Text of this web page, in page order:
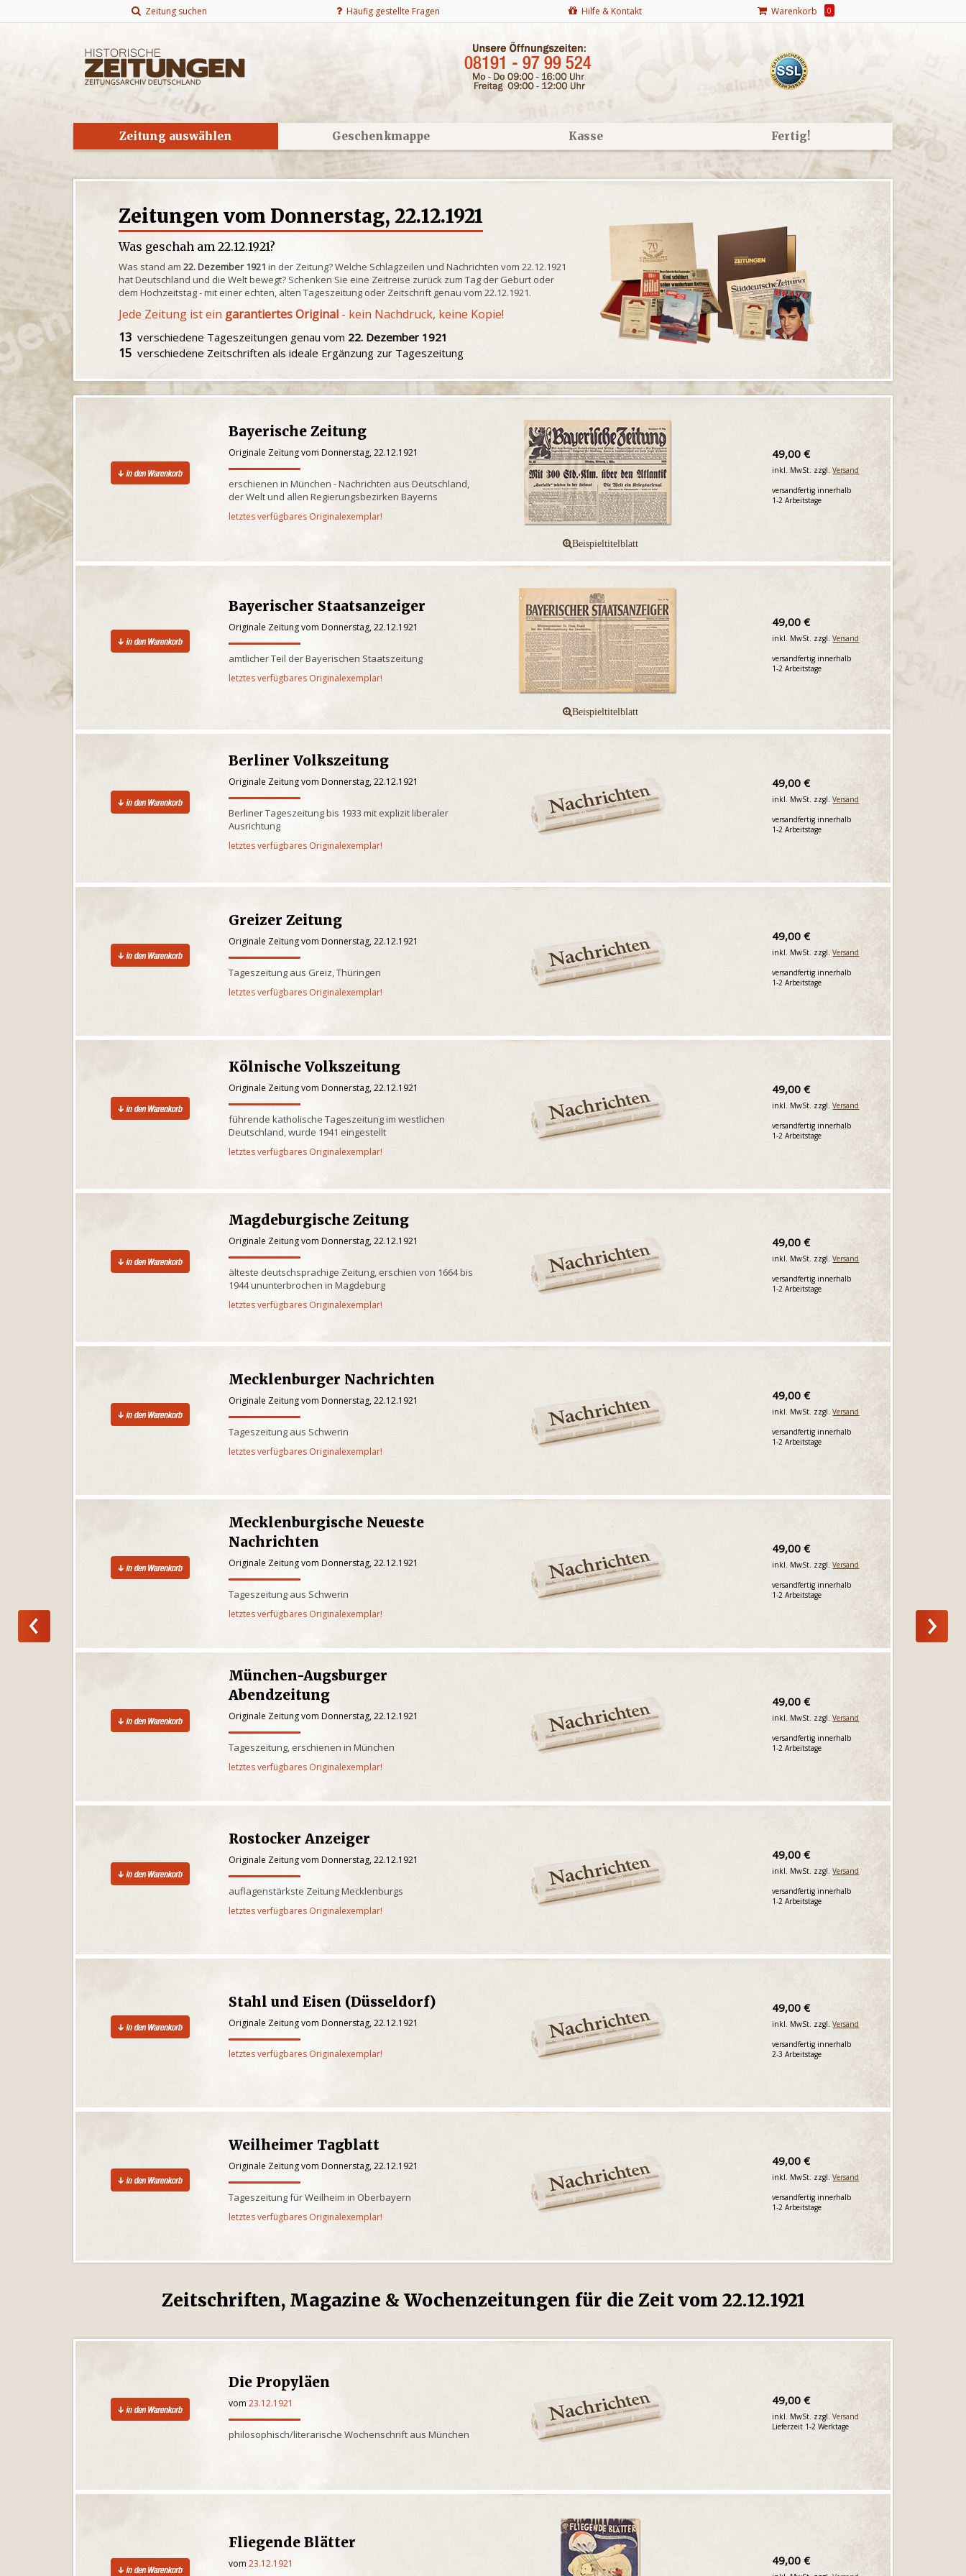
Zeitung suchen Häufig gestellte Fragen Hilfe & Kontakt Warenkorb 0
Zeitung auswählen Geschenkmappe Kasse Fertig!
Zeitungen vom Donnerstag, 22.12.1921
Was geschah am 22.12.1921?
Was stand am22. Dezember 1921 in der Zeitung? Welche Schlagzeilen und Nachrichten vom 22.12.1921
hat Deutschland und die Welt bewegt? Schenken Sie eine Zeitreise zurück zum Tag der Geburt oder
dem Hochzeitstag - mit einer echten, alten Tageszeitung oder Zeitschrift genau vom 22.12.1921.
Jede Zeitung ist ein garantiertes Original - kein Nachdruck, keine Kopie!
13 verschiedene Tageszeitungen genau vom 22. Dezember 1921
15 verschiedene Zeitschriften als ideale Ergänzung zur Tageszeitung
Bayerische Zeitung
Originale Zeitung vom Donnerstag, 22.12.1921
erschienen in München - Nachrichten aus Deutschland,
der Welt und allen Regierungsbezirken Bayerns
letztes verfügbares Originalexemplar!
49,00 €
inkl. MwSt. zzgl.Versand
versandfertig innerhalb
1-2 Arbeitstage
Bayerischer Staatsanzeiger
Originale Zeitung vom Donnerstag, 22.12.1921
amtlicher Teil der Bayerischen Staatszeitung
letztes verfügbares Originalexemplar!
49,00 €
inkl. MwSt. zzgl.Versand
versandfertig innerhalb
1-2 Arbeitstage
Berliner Volkszeitung
Originale Zeitung vom Donnerstag, 22.12.1921
Berliner Tageszeitung bis 1933 mit explizit liberaler
Ausrichtung
letztes verfügbares Originalexemplar!
49,00 €
inkl. MwSt. zzgl.Versand
versandfertig innerhalb
1-2 Arbeitstage
Greizer Zeitung
Originale Zeitung vom Donnerstag, 22.12.1921
Tageszeitung aus Greiz, Thüringen
letztes verfügbares Originalexemplar!
49,00 €
inkl. MwSt. zzgl.Versand
versandfertig innerhalb
1-2 Arbeitstage
Kölnische Volkszeitung
Originale Zeitung vom Donnerstag, 22.12.1921
führende katholische Tageszeitung im westlichen
Deutschland, wurde 1941 eingestellt
letztes verfügbares Originalexemplar!
49,00 €
inkl. MwSt. zzgl.Versand
versandfertig innerhalb
1-2 Arbeitstage
Magdeburgische Zeitung
Originale Zeitung vom Donnerstag, 22.12.1921
älteste deutschsprachige Zeitung, erschien von 1664 bis
1944 ununterbrochen in Magdeburg
letztes verfügbares Originalexemplar!
49,00 €
inkl. MwSt. zzgl.Versand
versandfertig innerhalb
1-2 Arbeitstage
Mecklenburger Nachrichten
Originale Zeitung vom Donnerstag, 22.12.1921
Tageszeitung aus Schwerin
letztes verfügbares Originalexemplar!
49,00 €
inkl. MwSt. zzgl.Versand
versandfertig innerhalb
1-2 Arbeitstage
Mecklenburgische Neueste
Nachrichten
Originale Zeitung vom Donnerstag, 22.12.1921
Tageszeitung aus Schwerin
letztes verfügbares Originalexemplar!
49,00 €
inkl. MwSt. zzgl.Versand
versandfertig innerhalb
1-2 Arbeitstage
München-Augsburger
Abendzeitung
Originale Zeitung vom Donnerstag, 22.12.1921
Tageszeitung, erschienen in München
letztes verfügbares Originalexemplar!
49,00 €
inkl. MwSt. zzgl.Versand
versandfertig innerhalb
1-2 Arbeitstage
Rostocker Anzeiger
Originale Zeitung vom Donnerstag, 22.12.1921
auflagenstärkste Zeitung Mecklenburgs
letztes verfügbares Originalexemplar!
49,00 €
inkl. MwSt. zzgl.Versand
versandfertig innerhalb
1-2 Arbeitstage
Stahl und Eisen (Düsseldorf)
Originale Zeitung vom Donnerstag, 22.12.1921
letztes verfügbares Originalexemplar!
49,00 €
inkl. MwSt. zzgl.Versand
versandfertig innerhalb
2-3 Arbeitstage
Weilheimer Tagblatt
Originale Zeitung vom Donnerstag, 22.12.1921
Tageszeitung für Weilheim in Oberbayern
letztes verfügbares Originalexemplar!
49,00 €
inkl. MwSt. zzgl.Versand
versandfertig innerhalb
1-2 Arbeitstage
Zeitschriften, Magazine & Wochenzeitungen für die Zeit vom 22.12.1921
Die Propyläen
vom23.12.1921
philosophisch/literarische Wochenschrift aus München
49,00 €
inkl. MwSt. zzgl.Versand
Lieferzeit 1-2 Werktage
Fliegende Blätter
vom23.12.1921 49,00 €